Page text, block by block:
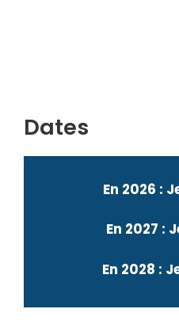
Dates
En 2026 :
En 2027 :
En 2028 :